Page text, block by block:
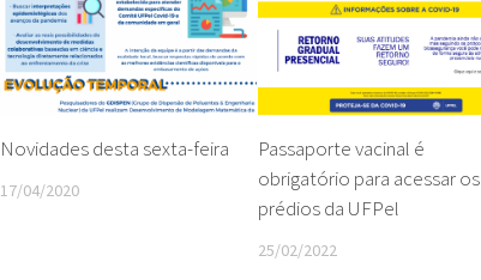
Novidades desta sexta-feira
17/04/2020
Passaporte vacinal é
obrigatório para acessar os
prédios da UFPel
25/02/2022